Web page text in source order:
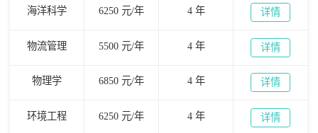
海洋科学 6250 元/年 4 年 详情
物流管理 5500 元/年 4 年 详情
物理学 6850 元/年 4 年 详情
环境工程 6250 元/年 4 年 详情